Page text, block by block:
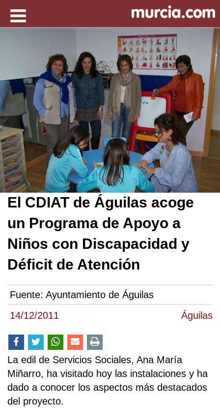
14/12/2011 Águilas
El CDIAT de Águilas acoge
un Programa de Apoyo a
Niños con Discapacidad y
Déficit de Atención
Fuente: Ayuntamiento de Águilas
La edil de Servicios Sociales, Ana María
Miñarro, ha visitado hoy las instalaciones y ha
dado a conocer los aspectos más destacados
del proyecto.